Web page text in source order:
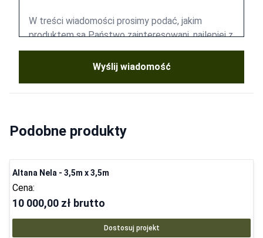
Wyślij wiadomość
Podobne produkty
Altana Nela - 3,5m x 3,5m
Cena:
10 000,00 zł brutto
Dostosuj projekt